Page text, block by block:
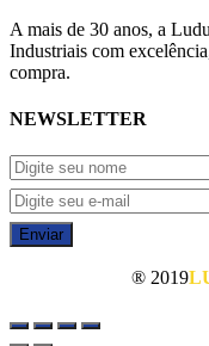
A mais de 30 anos, a
Industriais com
compra.
NEWSLETTER
Enviar
® 2019